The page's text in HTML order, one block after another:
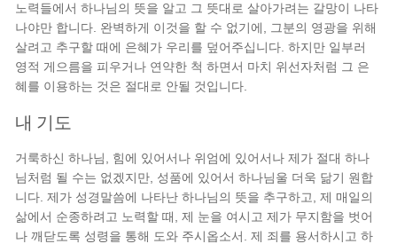
노력들에서 하나님의 뜻을 알고 그 뜻대로 살아가려는 갈망이 나타
나야만 합니다. 완벽하게 이것을 할 수 없기에, 그분의 영광을 위해
살려고 추구할 때에 은혜가 우리를 덮어주십니다. 하지만 일부러
영적 게으름을 피우거나 연약한 척 하면서 마치 위선자처럼 그 은
혜를 이용하는 것은 절대로 안될 것입니다.
내 기도
거룩하신 하나님, 힘에 있어서나 위엄에 있어서나 제가 절대 하나
님처럼 될 수는 없겠지만, 성품에 있어서 하나님울 더욱 닮기 원합
니다. 제가 성경말씀에 나타난 하나님의 뜻을 추구하고, 제 매일의
삶에서 순종하려고 노력할 때, 제 눈을 여시고 제가 무지함을 벗어
나 깨닫도록 성령을 통해 도와 주시옵소서. 제 죄를 용서하시고 하